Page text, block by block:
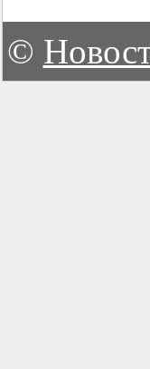
©